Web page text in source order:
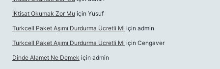
İKtisat Okumak Zor Mu için Yusuf
Turkcell Paket Aşımı Durdurma Ücretli Mi için admin
Turkcell Paket Aşımı Durdurma Ücretli Mi için Cengaver
Dinde Alamet Ne Demek için admin